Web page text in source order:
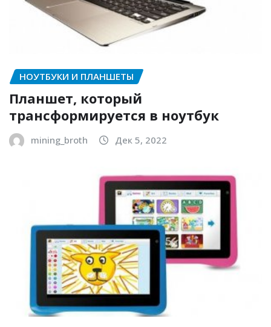
НОУТБУКИ И ПЛАНШЕТЫ
Планшет, который
трансформируется в ноутбук
mining_broth Дек 5, 2022